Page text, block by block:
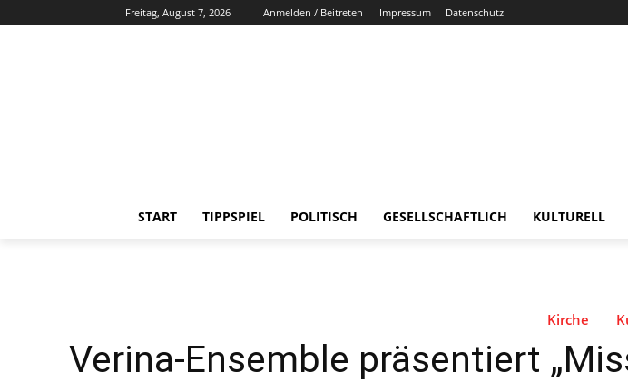
Freitag, August 7, 2026 Anmelden / Beitreten Impressum Datenschutz
START TIPPSPIEL POLITISCH GESELLSCHAFTLICH KULTURELL
Kirche
Verina-Ensemble präsentiert